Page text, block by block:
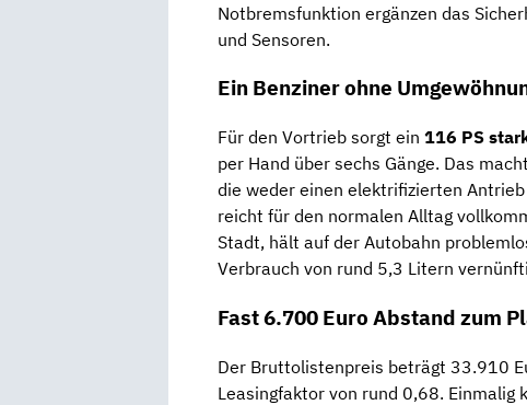
Notbremsfunktion ergänzen das
und Sensoren.
Ein Benziner ohne
Für den Vortrieb sorgt ein 116 PS
per Hand über sechs Gänge. Das
die weder einen elektrifizierten
reicht für den normalen Alltag
Stadt, hält auf der Autobahn
Verbrauch von rund 5,3 Litern
Fast 6.700 Euro Abstand zum
Der Bruttolistenpreis beträgt 33.910
Leasingfaktor von rund 0,68.